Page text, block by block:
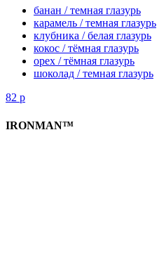
банан / темная глазурь
карамель / темная глазурь
клубника / белая глазурь
кокос / тёмная глазурь
орех / тёмная глазурь
шоколад / темная глазурь
82 р
IRONMAN™